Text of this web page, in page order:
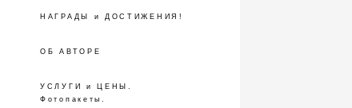
НАГРАДЫ и ДОСТИЖЕНИЯ!
ОБ АВТОРЕ
УСЛУГИ и ЦЕНЫ.
Фотопакеты.